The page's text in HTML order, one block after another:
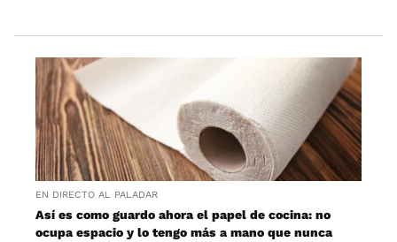
EN DIRECTO AL PALADAR
Así es como guardo ahora el papel de cocina: no
ocupa espacio y lo tengo más a mano que nunca